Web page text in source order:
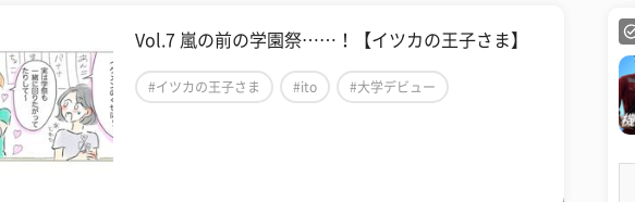
Vol.7 嵐の前の学園祭……！【イツカの王子さま】
#イツカの王子さま #ito #大学デビュー